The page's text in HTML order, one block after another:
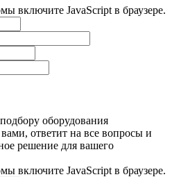
включите JavaScript в браузере.
оборудования
ответит на все вопросы и
решение для вашего
включите JavaScript в браузере.